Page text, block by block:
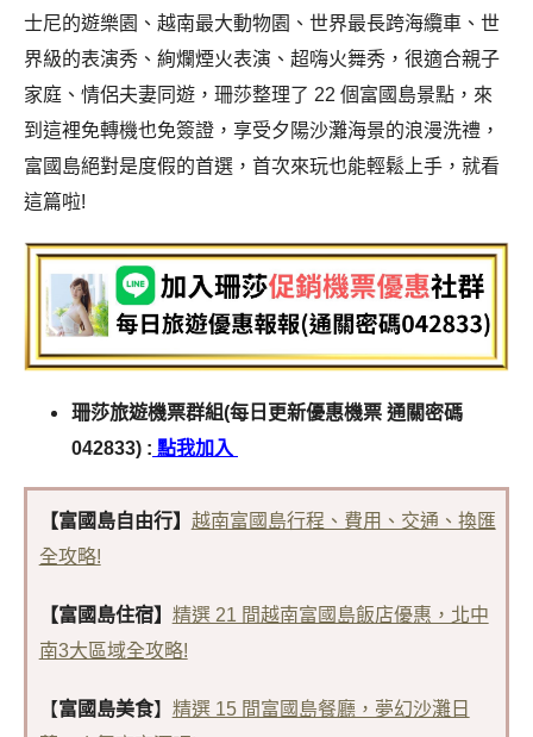
士尼的遊樂園、越南最大動物園、世界最長跨海纜車、世
界級的表演秀、絢爛煙火表演、超嗨火舞秀，很適合親子
家庭、情侶夫妻同遊，珊莎整理了 22 個富國島景點，來
到這裡免轉機也免簽證，享受夕陽沙灘海景的浪漫洗禮，
富國島絕對是度假的首選，首次來玩也能輕鬆上手，就看
這篇啦!
珊莎旅遊機票群組(每日更新優惠機票 通關密碼
042833) : 點我加入
【富國島自由行】 越南富國島行程、費用、交通、換匯
全攻略!
【富國島住宿】 精選 21 間越南富國島飯店優惠，北中
南3大區域全攻略!
【富國島美食】 精選 15 間富國島餐廳，夢幻沙灘日